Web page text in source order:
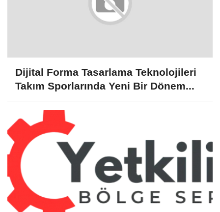
Dijital Forma Tasarlama Teknolojileri
Takım Sporlarında Yeni Bir Dönem...